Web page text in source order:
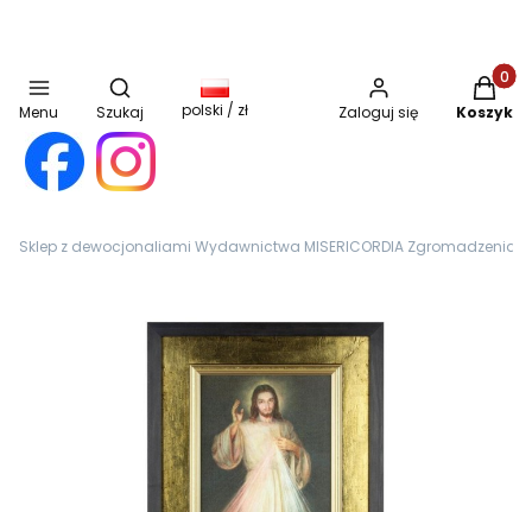
Menu
Otwórz wyszukiwarkę
Szukaj polski / zł Zaloguj się Koszyk
Sklep z dewocjonaliami Wydawnictwa MISERICORDIA Zgromadzenia